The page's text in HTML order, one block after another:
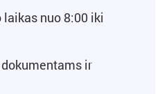
nuo 8:00 iki
ir